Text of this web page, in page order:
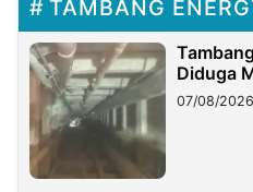
TAMBANG
Diduga
07/08/